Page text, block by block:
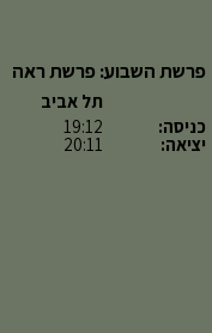
פרשת השבוע: פרשת ראה
כניסה:
יציאה:
תל אביב
19:12
20:11